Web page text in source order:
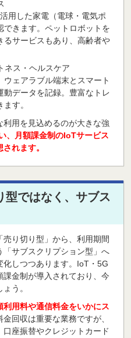
用した家電（電球・電気ポ
できます。ペットロボットを
るサービスもあり、高齢者や
ネス・ヘルスケア
ェアラブル端末とスマート
動データを記録。豊富なトレ
す。
用を見込めるのが大きな強
、月額課金制のIoTサービス
れます。
型ではなく、サブス
り切り型」から、利用期間
サブスクリプション型」へ
化しつつあります。IoT・5G
金制が導入されており、今
う。
用料や通信料金をいかにス
金回収は重要な業務ですが、
座振替やクレジットカード